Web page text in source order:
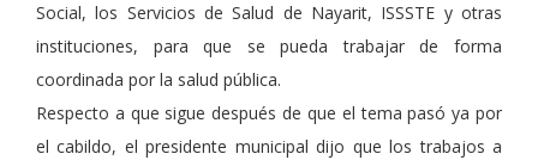
Social, los Servicios de Salud de Nayarit, ISSSTE y otras
instituciones, para que se pueda trabajar de forma
coordinada por la salud pública.
Respecto a que sigue después de que el tema pasó ya por
el cabildo, el presidente municipal dijo que los trabajos a